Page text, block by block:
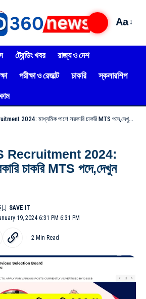
Aa
ট্রেন্ডিং খবর
রাজ্য ও দেশ
পরীক্ষা ও রেজাল্ট চাকরি
স্কলারশিপ
2024: মাধ্যমিক পাশে সরকারি চাকরি MTS পদে,দেখুন আবেদন পদ্ধতি!
Recruitment 2024:
চাকরি MTS পদে,দেখুন
19, 2024 6:31 PM 6:31 PM
2 Min Read